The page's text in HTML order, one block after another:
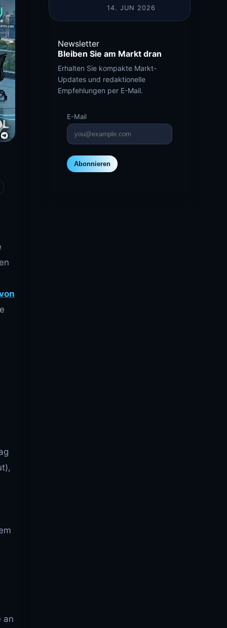
an
14. JUN 2026
Newsletter
Bleiben Sie am Markt dran
Erhalten Sie kompakte Markt-
Updates und redaktionelle
Empfehlungen per E-Mail.
E-Mail
Abonnieren